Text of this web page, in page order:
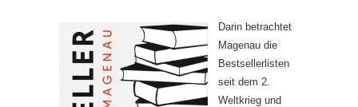
Darin betrachtet
Magenau die
Bestsellerlisten
seit dem 2.
Weltkrieg und